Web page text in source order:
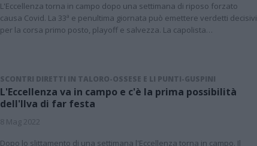
L'Eccellenza torna in campo dopo una settimana di riposo forzato
causa Covid. La 33ª e penultima giornata può emettere verdetti decisivi
per la corsa primo posto, playoff e salvezza. La capolista…
SCONTRI DIRETTI IN TALORO-OSSESE E LI PUNTI-GUSPINI
L'Eccellenza va in campo e c'è la prima possibilità
dell'Ilva di far festa
8 Mag 2022
Dopo lo slittamento di una settimana l'Eccellenza torna in campo. Il